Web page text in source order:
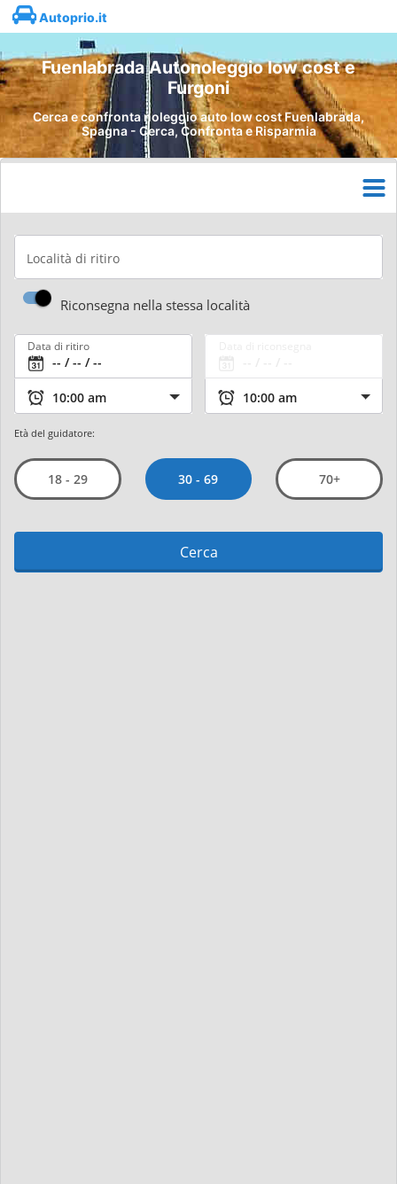
Autoprio.it
Fuenlabrada Autonoleggio low cost e
Furgoni
Cerca e confronta noleggio auto low cost Fuenlabrada,
Spagna - Cerca, Confronta e Risparmia
Località di ritiro
Riconsegna nella stessa località
Data di ritiro
Età del guidatore:
18 - 29 30 - 69 70+
Cerca